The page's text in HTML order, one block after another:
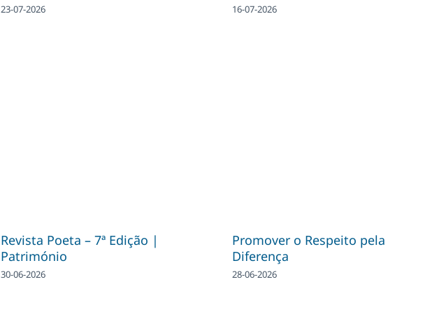
23-07-2026 16-07-2026
Revista Poeta – 7ª Edição |
Património
30-06-2026
Promover o Respeito pela
Diferença
28-06-2026